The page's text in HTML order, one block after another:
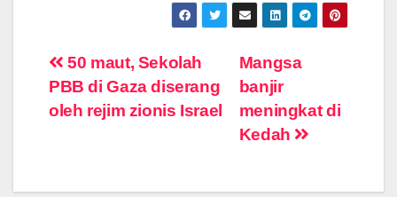
Post
navigation
Mangsa
banjir
meningkat di
Kedah
50 maut, Sekolah
PBB di Gaza diserang
oleh rejim zionis Israel